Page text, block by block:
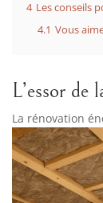
4 Les conseils
4.1 Vous
L’essor de
La rénovation